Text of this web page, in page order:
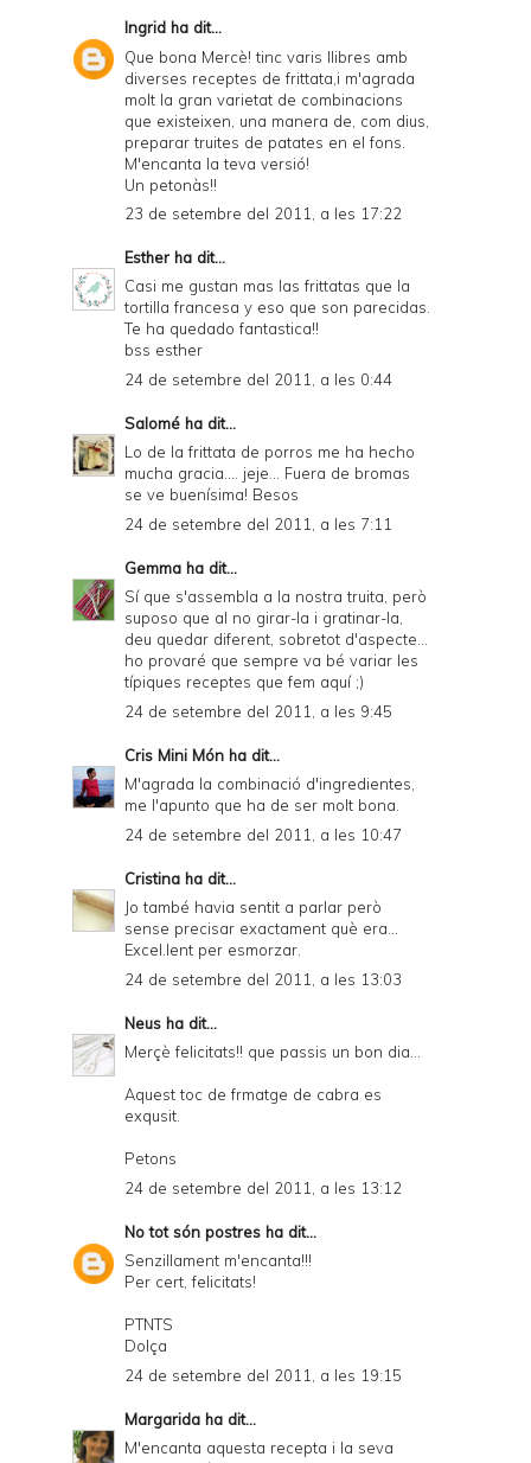
Ingrid ha dit...
Que bona Mercè! tinc varis llibres amb
diverses receptes de frittata,i m'agrada
molt la gran varietat de combinacions
que existeixen, una manera de, com dius,
preparar truites de patates en el fons.
M'encanta la teva versió!
Un petonàs!!
23 de setembre del 2011, a les 17:22
Esther ha dit...
Casi me gustan mas las frittatas que la
tortilla francesa y eso que son parecidas.
Te ha quedado fantastica!!
bss esther
24 de setembre del 2011, a les 0:44
Salomé ha dit...
Lo de la frittata de porros me ha hecho
mucha gracia.... jeje... Fuera de bromas
se ve buenísima! Besos
24 de setembre del 2011, a les 7:11
Gemma ha dit...
Sí que s'assembla a la nostra truita, però
suposo que al no girar-la i gratinar-la,
deu quedar diferent, sobretot d'aspecte...
ho provaré que sempre va bé variar les
típiques receptes que fem aquí ;)
24 de setembre del 2011, a les 9:45
Cris Mini Món ha dit...
M'agrada la combinació d'ingredientes,
me l'apunto que ha de ser molt bona.
24 de setembre del 2011, a les 10:47
Cristina ha dit...
Jo també havia sentit a parlar però
sense precisar exactament què era...
Excel.lent per esmorzar.
24 de setembre del 2011, a les 13:03
Neus ha dit...
Merçè felicitats!! que passis un bon dia...
Aquest toc de frmatge de cabra es
exqusit.
Petons
24 de setembre del 2011, a les 13:12
No tot són postres ha dit...
Senzillament m'encanta!!!
Per cert, felicitats!
PTNTS
Dolça
24 de setembre del 2011, a les 19:15
Margarida ha dit...
M'encanta aquesta recepta i la seva